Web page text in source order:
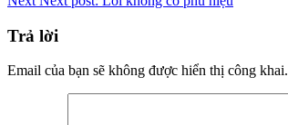
Trả lời
Email của bạn sẽ không được hiển thị công khai.